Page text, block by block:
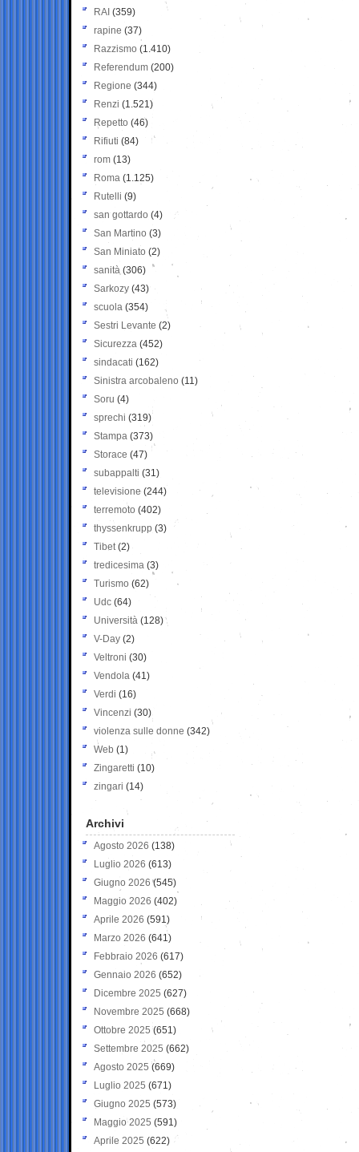
RAI (359)
rapine (37)
Razzismo (1.410)
Referendum (200)
Regione (344)
Renzi (1.521)
Repetto (46)
Rifiuti (84)
rom (13)
Roma (1.125)
Rutelli (9)
san gottardo (4)
San Martino (3)
San Miniato (2)
sanità (306)
Sarkozy (43)
scuola (354)
Sestri Levante (2)
Sicurezza (452)
sindacati (162)
Sinistra arcobaleno (11)
Soru (4)
sprechi (319)
Stampa (373)
Storace (47)
subappalti (31)
televisione(244)
terremoto (402)
thyssenkrupp (3)
Tibet(2)
tredicesima (3)
Turismo (62)
Udc (64)
Università (128)
V-Day (2)
Veltroni (30)
Vendola (41)
Verdi (16)
Vincenzi (30)
violenza sulle donne (342)
Web (1)
Zingaretti (10)
zingari (14)
Archivi
Agosto 2026 (138)
Luglio 2026 (613)
Giugno 2026 (545)
Maggio 2026 (402)
Aprile 2026 (591)
Marzo 2026 (641)
Febbraio 2026 (617)
Gennaio 2026 (652)
Dicembre 2025 (627)
Novembre 2025 (668)
Ottobre 2025 (651)
Settembre 2025 (662)
Agosto 2025 (669)
Luglio 2025 (671)
Giugno 2025 (573)
Maggio 2025 (591)
Aprile 2025 (622)